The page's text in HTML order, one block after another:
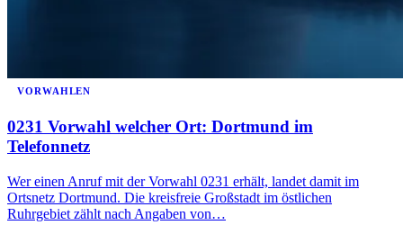
VORWAHLEN
0231 Vorwahl welcher Ort: Dortmund im
Telefonnetz
Wer einen Anruf mit der Vorwahl 0231 erhält, landet damit im
Ortsnetz Dortmund. Die kreisfreie Großstadt im östlichen
Ruhrgebiet zählt nach Angaben von…